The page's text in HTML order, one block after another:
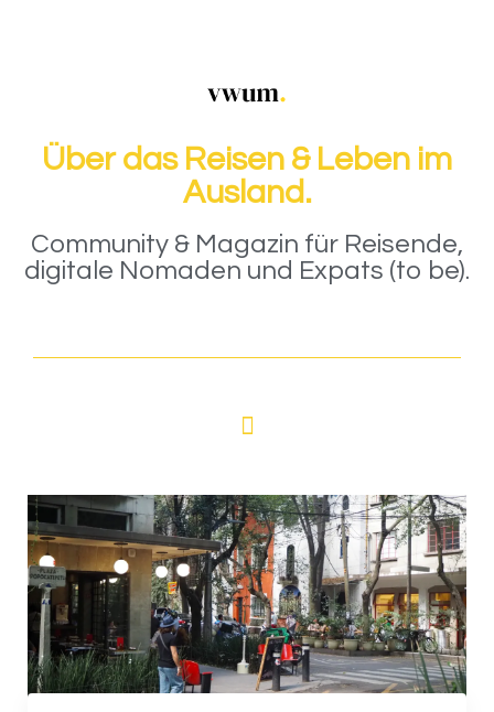
Über das Reisen & Leben im
Ausland.
Community & Magazin für Reisende,
digitale Nomaden und Expats (to be).